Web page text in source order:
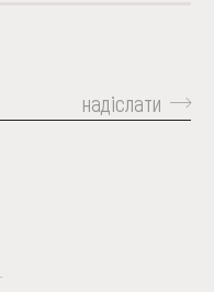
надіслати